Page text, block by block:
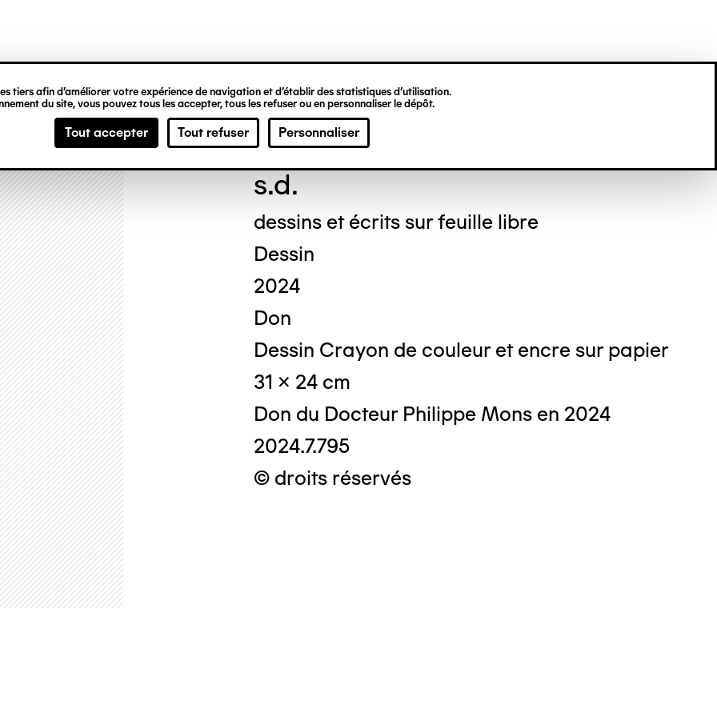
tiers afin d’améliorer votre expérience de navigation et d’établir des statistiques d’utilisation.
du site, vous pouvez tous les accepter, tous les refuser ou en personnaliser le dépôt.
Tout accepter Tout refuser Personnaliser
Georgine HU
s.d.
dessins et écrits sur feuille libre
Dessin
2024
Don
Dessin Crayon de couleur et encre sur papier
31 x 24 cm
Don du Docteur Philippe Mons en 2024
2024.7.795
© droits réservés